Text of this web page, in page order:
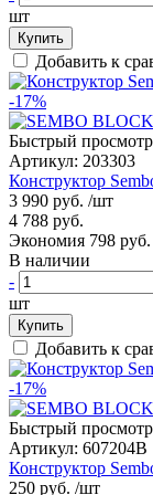
шт
Купить
Добавить к
-17%
Быстрый просмотр
Артикул: 203303
Конструктор
3 990 руб. /шт
4 788 руб.
Экономия 798 руб.
В наличии
-
шт
Купить
Добавить к
-17%
Быстрый просмотр
Артикул: 607204B
Конструктор
250 руб. /шт